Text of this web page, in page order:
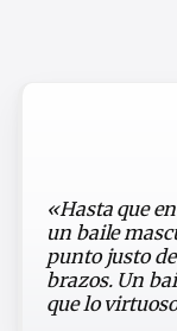
«Hasta que
un baile
punto justo
brazos. Un
que lo